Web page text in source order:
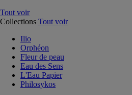
Tout voir
Collections Tout voir
Ilio
Orphéon
Fleur de peau
Eau des Sens
L'Eau Papier
Philosykos